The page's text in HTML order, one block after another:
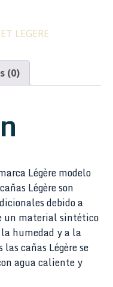
LEGERE
(0)
Légère modelo
Légère son
debido a
un material sintético
humedad y a la
cañas Légère se
agua caliente y